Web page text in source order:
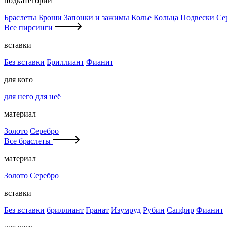
Браслеты Броши Запонки и зажимы Колье Кольца Подвески
Все пирсинги
вставки
Без вставки Бриллиант Фианит
для кого
для него для неё
материал
Золото Серебро
Все браслеты
материал
Золото Серебро
вставки
Без вставки бриллиант Гранат Изумруд Рубин Сапфир Фианит